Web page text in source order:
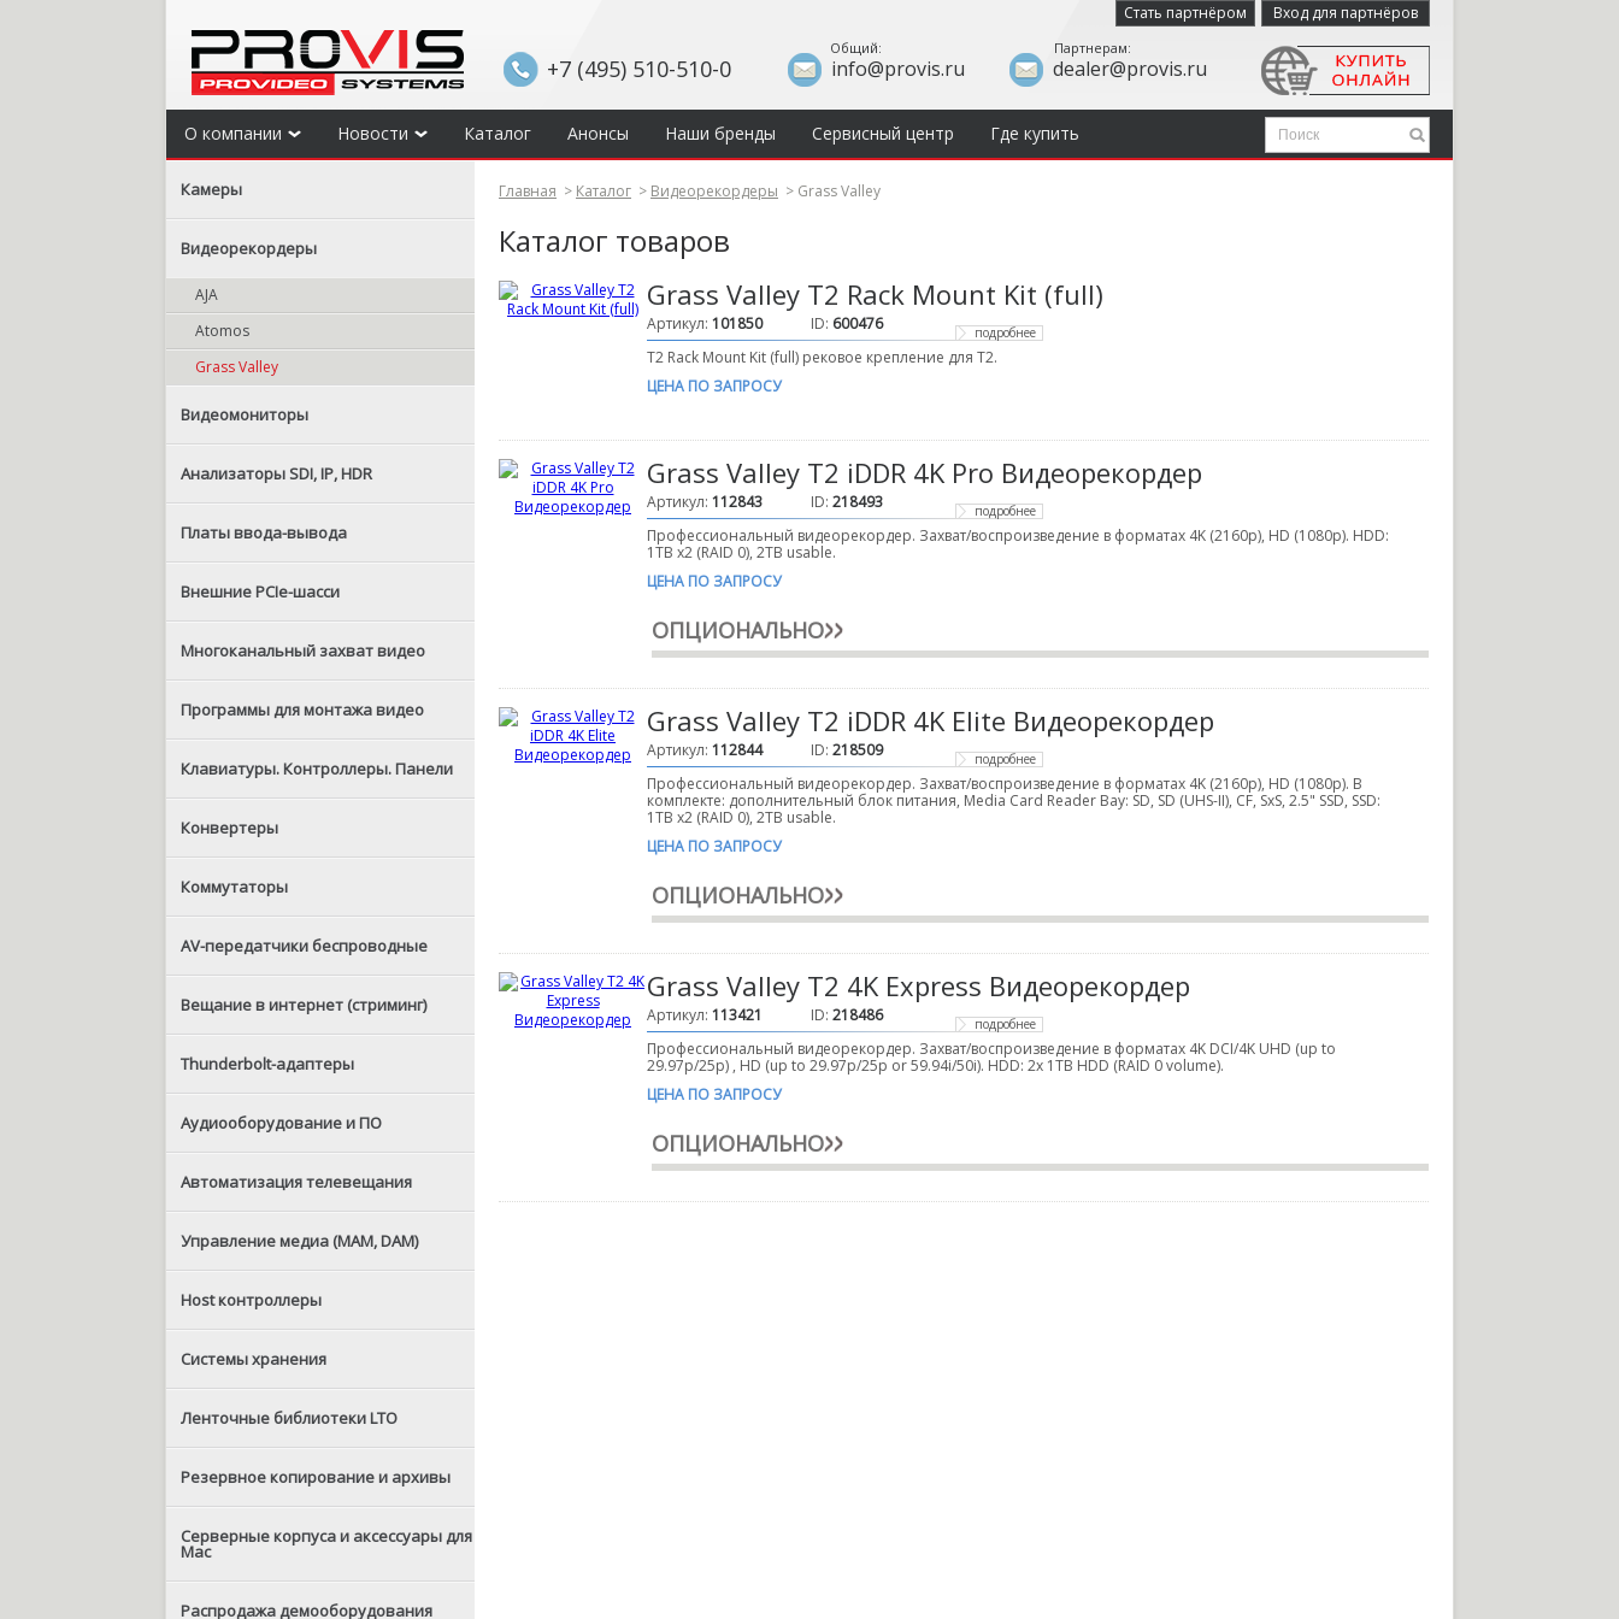
Стать партнёром Вход для партнёров
+7 (495) 510-510-0 info@provis.ru dealer@provis.ru
Общий: Партнерам:
О компании Новости Каталог Анонсы Наши бренды Сервисный центр Где купить
Камеры
Видеорекордеры
AJA
Atomos
Grass Valley
Видеомониторы
Анализаторы SDI, IP, HDR
Платы ввода-вывода
Внешние PCIe-шасси
Многоканальный захват видео
Программы для монтажа видео
Клавиатуры. Контроллеры. Панели
Конвертеры
Коммутаторы
AV-передатчики беспроводные
Вещание в интернет (стриминг)
Thunderbolt-адаптеры
Аудиооборудование и ПО
Автоматизация телевещания
Управление медиа (MAM, DAM)
Host контроллеры
Системы хранения
Ленточные библиотеки LTO
Резервное копирование и архивы
Серверные корпуса и аксессуары для
Mac
Распродажа демооборудования
Главная > Каталог > Видеорекордеры > Grass Valley
Каталог товаров
Grass Valley T2 Rack Mount Kit (full)
Артикул: 101850 ID: 600476 подробнее
T2 Rack Mount Kit (full) рековое крепление для T2.
ЦЕНА ПО ЗАПРОСУ
Grass Valley T2 iDDR 4K Pro Видеорекордер
Артикул: 112843 ID: 218493 подробнее
Профессиональный видеорекордер. Захват/воспроизведение в форматах 4K (2160p), HD (1080p). HDD:
1TB x2 (RAID 0), 2TB usable.
ЦЕНА ПО ЗАПРОСУ
ОПЦИОНАЛЬНО
Grass Valley T2 iDDR 4K Elite Видеорекордер
Артикул: 112844 ID: 218509 подробнее
Профессиональный видеорекордер. Захват/воспроизведение в форматах 4K (2160p), HD (1080p). В
комплекте: дополнительный блок питания, Media Card Reader Bay: SD, SD (UHS-II), CF, SxS, 2.5" SSD, SSD:
1TB x2 (RAID 0), 2TB usable.
ЦЕНА ПО ЗАПРОСУ
ОПЦИОНАЛЬНО
Grass Valley T2 4K Express Видеорекордер
Артикул: 113421 ID: 218486 подробнее
Профессиональный видеорекордер. Захват/воспроизведение в форматах 4K DCI/4K UHD (up to
29.97p/25p) , HD (up to 29.97p/25p or 59.94i/50i). HDD: 2x 1TB HDD (RAID 0 volume).
ЦЕНА ПО ЗАПРОСУ
ОПЦИОНАЛЬНО